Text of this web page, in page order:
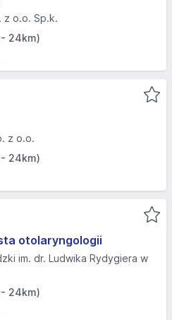
z o.o. Sp.k.
- 24km)
z o.o.
- 24km)
otolaryngologii
im. dr. Ludwika Rydygiera w
- 24km)